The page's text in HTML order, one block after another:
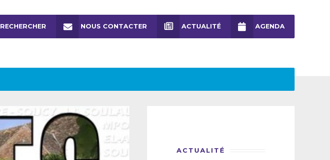
RECHERCHER NOUS CONTACTER ACTUALITÉ AGENDA
ACTUALITÉ